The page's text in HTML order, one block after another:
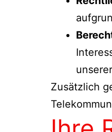
Zusätzlich